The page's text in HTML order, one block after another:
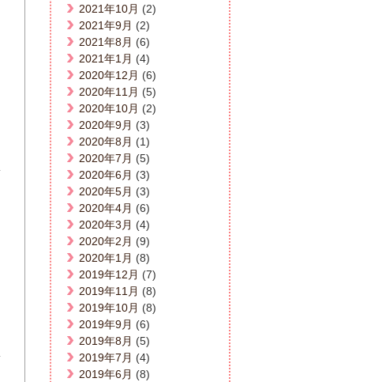
2021年10月 (2)
2021年9月 (2)
2021年8月 (6)
2021年1月 (4)
2020年12月 (6)
2020年11月 (5)
2020年10月 (2)
2020年9月 (3)
2020年8月 (1)
2020年7月 (5)
2020年6月 (3)
2020年5月 (3)
2020年4月 (6)
2020年3月 (4)
2020年2月 (9)
2020年1月 (8)
2019年12月 (7)
2019年11月 (8)
2019年10月 (8)
2019年9月 (6)
2019年8月 (5)
2019年7月 (4)
2019年6月 (8)